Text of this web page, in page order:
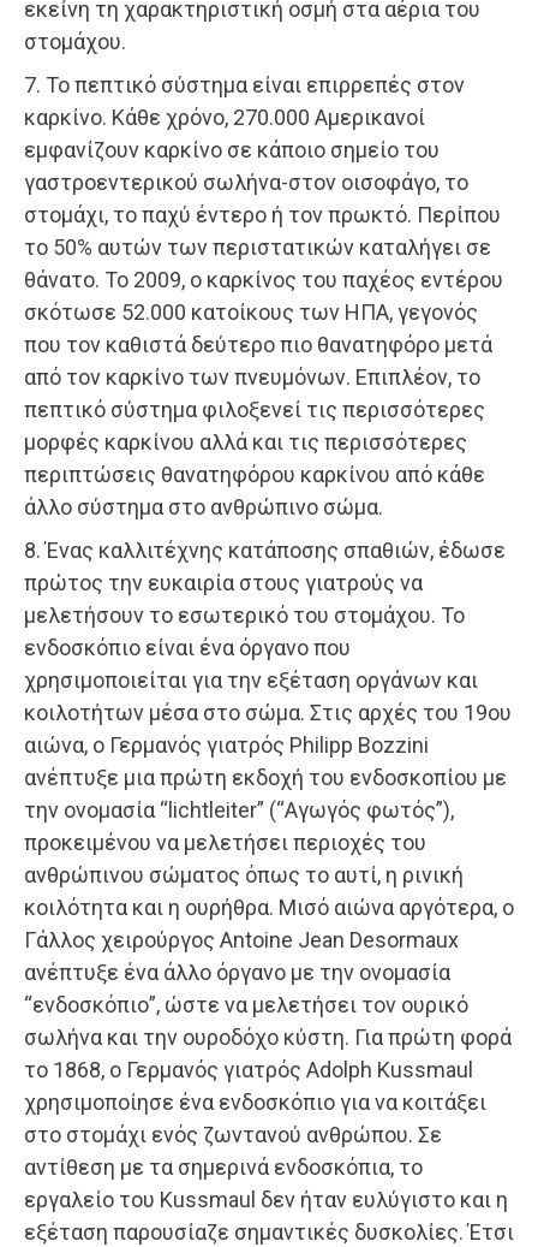
εκείνη τη χαρακτηριστική οσμή στα αέρια του
στομάχου.
7. Το πεπτικό σύστημα είναι επιρρεπές στον
καρκίνο. Κάθε χρόνο, 270.000 Αμερικανοί
εμφανίζουν καρκίνο σε κάποιο σημείο του
γαστροεντερικού σωλήνα-στον οισοφάγο, το
στομάχι, το παχύ έντερο ή τον πρωκτό. Περίπου
το 50% αυτών των περιστατικών καταλήγει σε
θάνατο. Το 2009, ο καρκίνος του παχέος εντέρου
σκότωσε 52.000 κατοίκους των ΗΠΑ, γεγονός
που τον καθιστά δεύτερο πιο θανατηφόρο μετά
από τον καρκίνο των πνευμόνων. Επιπλέον, το
πεπτικό σύστημα φιλοξενεί τις περισσότερες
μορφές καρκίνου αλλά και τις περισσότερες
περιπτώσεις θανατηφόρου καρκίνου από κάθε
άλλο σύστημα στο ανθρώπινο σώμα.
8. Ένας καλλιτέχνης κατάποσης σπαθιών, έδωσε
πρώτος την ευκαιρία στους γιατρούς να
μελετήσουν το εσωτερικό του στομάχου. Το
ενδοσκόπιο είναι ένα όργανο που
χρησιμοποιείται για την εξέταση οργάνων και
κοιλοτήτων μέσα στο σώμα. Στις αρχές του 19ου
αιώνα, ο Γερμανός γιατρός Philipp Bozzini
ανέπτυξε μια πρώτη εκδοχή του ενδοσκοπίου με
την ονομασία “lichtleiter” (“Αγωγός φωτός”),
προκειμένου να μελετήσει περιοχές του
ανθρώπινου σώματος όπως το αυτί, η ρινική
κοιλότητα και η ουρήθρα. Μισό αιώνα αργότερα, ο
Γάλλος χειρούργος Antoine Jean Desormaux
ανέπτυξε ένα άλλο όργανο με την ονομασία
“ενδοσκόπιο”, ώστε να μελετήσει τον ουρικό
σωλήνα και την ουροδόχο κύστη. Για πρώτη φορά
το 1868, ο Γερμανός γιατρός Adolph Kussmaul
χρησιμοποίησε ένα ενδοσκόπιο για να κοιτάξει
στο στομάχι ενός ζωντανού ανθρώπου. Σε
αντίθεση με τα σημερινά ενδοσκόπια, το
εργαλείο του Kussmaul δεν ήταν ευλύγιστο και η
εξέταση παρουσίαζε σημαντικές δυσκολίες. Έτσι